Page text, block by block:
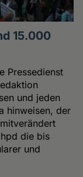
15.000
Pressedienst
und jeden
hinweisen, der
die bis
und